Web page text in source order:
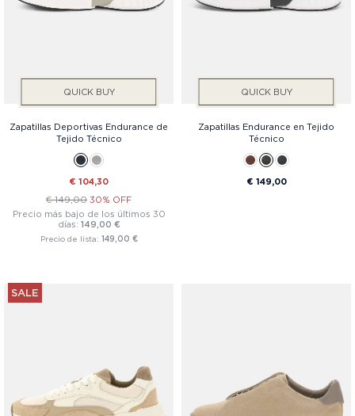
QUICK BUY
Zapatillas Deportivas Endurance de
Tejido Técnico
€ 104,30
€ 149,00 30% OFF
Precio más bajo de los últimos 30
días: 149,00 €
Precio de lista: 149,00 €
QUICK BUY
Zapatillas Endurance en Tejido
Técnico
€ 149,00
SALE